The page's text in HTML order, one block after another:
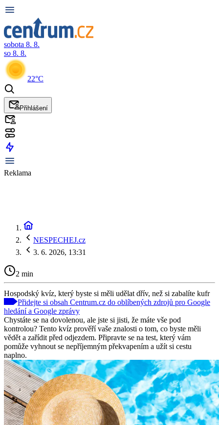
sobota 8. 8.
so 8. 8.
22°C
Přihlášení
Reklama
NESPECHEJ.cz
3. 6. 2026, 13:31
2 min
Hospodský kvíz, který byste si měli udělat dřív, než si zabalíte kufr
Přidejte si obsah Centrum.cz do oblíbených zdrojů pro Google
hledání a Google zprávy
Chystáte se na dovolenou, ale jste si jisti, že máte vše pod
kontrolou? Tento kvíz prověří vaše znalosti o tom, co byste měli
vědět a zařídit před odjezdem. Připravte se na test, který vám
pomůže vyhnout se nepříjemným překvapením a užít si cestu
naplno.